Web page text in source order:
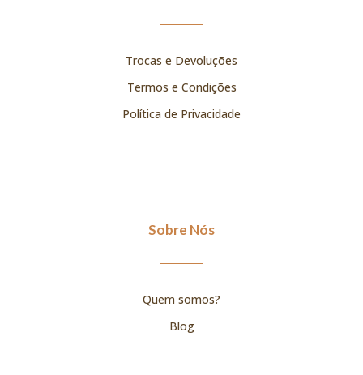
Trocas e Devoluções
Termos e Condições
Política de Privacidade
Sobre Nós
Quem somos?
Blog